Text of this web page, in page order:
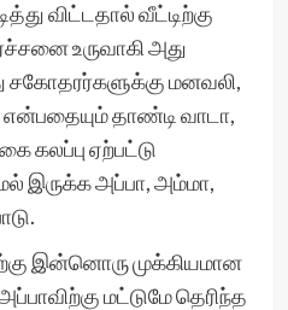
விட்டதால் வீட்டிற்கு
உருவாகி அது
சகோதரர்களுக்கு மனவலி,
தாண்டி வாடா,
கலப்பு ஏற்பட்டு
இருக்க அப்பா, அம்மா,
இன்னொரு முக்கியமான
மட்டுமே தெரிந்த